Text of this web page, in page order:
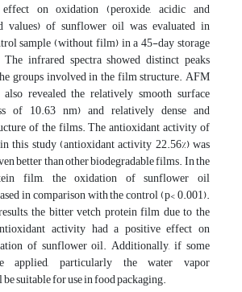
on oxidation (peroxide, acidic and
values) of sunflower oil was evaluated in
sample (without film) in a 45-day storage
infrared spectra showed distinct peaks
groups involved in the film structure. AFM
revealed the relatively smooth surface
of 10.63 nm) and relatively dense and
of the films. The antioxidant activity of
this study (antioxidant activity 22.56%) was
better than other biodegradable films. In the
film, the oxidation of sunflower oil
in comparison with the control (p< 0.001).
the bitter vetch protein film due to the
activity had a positive effect on
of sunflower oil. Additionally, if some
applied, particularly the water vapor
suitable for use in food packaging.